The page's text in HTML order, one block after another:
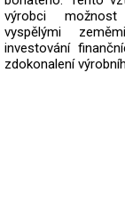
výrobci
vyspělými
investování
zdokonalení